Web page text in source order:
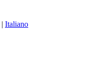
| Italiano